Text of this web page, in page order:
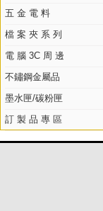
五 金 電 料
檔 案 夾 系 列
電 腦 3C 周 邊
不鏽鋼金屬品
墨水匣/碳粉匣
訂 製 品 專 區